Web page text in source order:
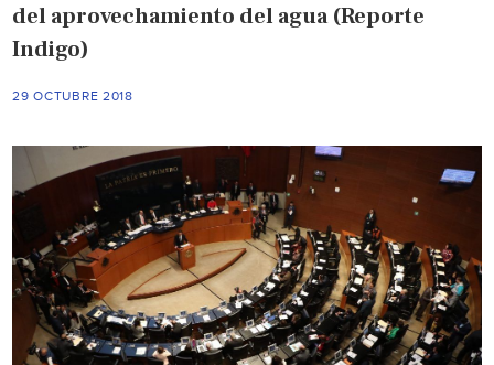
del aprovechamiento del agua (Reporte
Indigo)
29 OCTUBRE 2018